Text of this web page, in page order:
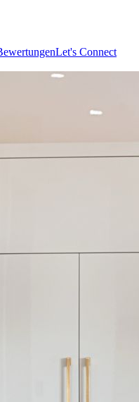
Let's Connect